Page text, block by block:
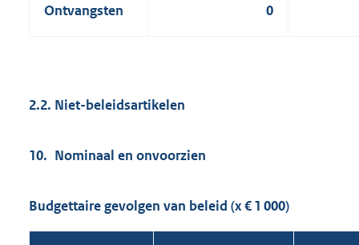
Ontvangsten 0
2.2. Niet-beleidsartikelen
10. Nominaal en onvoorzien
Budgettaire gevolgen van beleid (x € 1 000)